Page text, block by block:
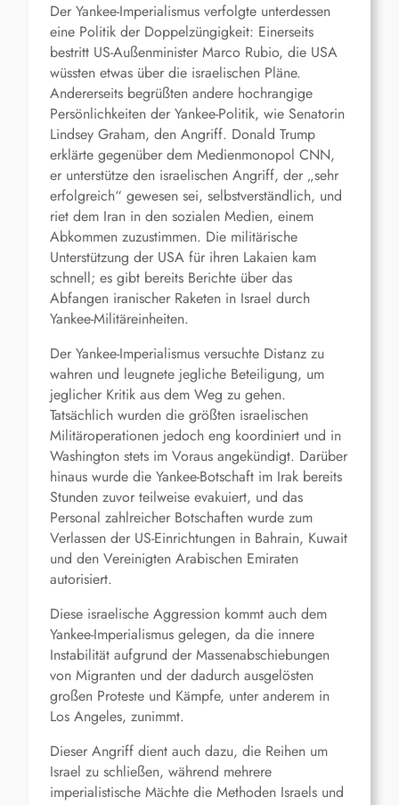
Der Yankee-Imperialismus verfolgte unterdessen
eine Politik der Doppelzüngigkeit: Einerseits
bestritt US-Außenminister Marco Rubio, die USA
wüssten etwas über die israelischen Pläne.
Andererseits begrüßten andere hochrangige
Persönlichkeiten der Yankee-Politik, wie Senatorin
Lindsey Graham, den Angriff. Donald Trump
erklärte gegenüber dem Medienmonopol CNN,
er unterstütze den israelischen Angriff, der „sehr
erfolgreich“ gewesen sei, selbstverständlich, und
riet dem Iran in den sozialen Medien, einem
Abkommen zuzustimmen. Die militärische
Unterstützung der USA für ihren Lakaien kam
schnell; es gibt bereits Berichte über das
Abfangen iranischer Raketen in Israel durch
Yankee-Militäreinheiten.
Der Yankee-Imperialismus versuchte Distanz zu
wahren und leugnete jegliche Beteiligung, um
jeglicher Kritik aus dem Weg zu gehen.
Tatsächlich wurden die größten israelischen
Militäroperationen jedoch eng koordiniert und in
Washington stets im Voraus angekündigt. Darüber
hinaus wurde die Yankee-Botschaft im Irak bereits
Stunden zuvor teilweise evakuiert, und das
Personal zahlreicher Botschaften wurde zum
Verlassen der US-Einrichtungen in Bahrain, Kuwait
und den Vereinigten Arabischen Emiraten
autorisiert.
Diese israelische Aggression kommt auch dem
Yankee-Imperialismus gelegen, da die innere
Instabilität aufgrund der Massenabschiebungen
von Migranten und der dadurch ausgelösten
großen Proteste und Kämpfe, unter anderem in
Los Angeles, zunimmt.
Dieser Angriff dient auch dazu, die Reihen um
Israel zu schließen, während mehrere
imperialistische Mächte die Methoden Israels und